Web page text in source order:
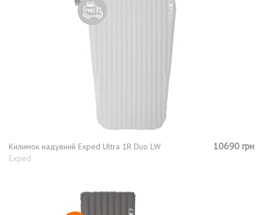
Килимок надувний Exped Ultra 1R Duo LW
Exped
10690 грн